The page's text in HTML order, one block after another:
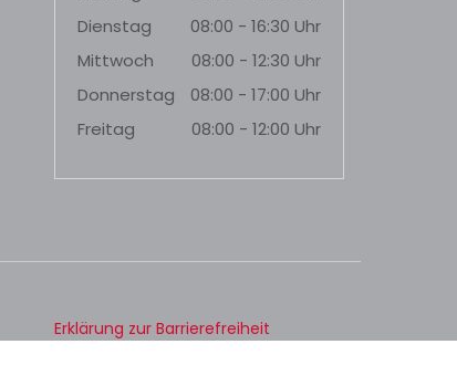
Dienstag
08:00 - 16:30 Uhr
Mittwoch
08:00 - 12:30 Uhr
Donnerstag
08:00 - 17:00 Uhr
Freitag
08:00 - 12:00 Uhr
Erklärung zur Barrierefreiheit